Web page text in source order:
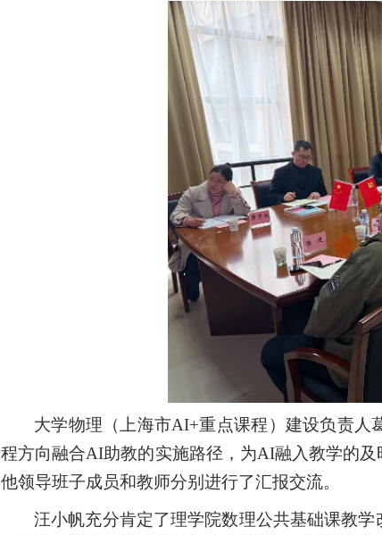
大学物理（上海市AI+重点课程）建设负责人
程方向融合AI助教的实施路径，为AI融入教学的
他领导班子成员和教师分别进行了汇报交流。
汪小帆充分肯定了理学院数理公共基础课教